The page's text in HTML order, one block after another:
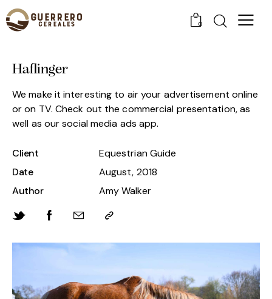
0
Haflinger
We make it interesting to air your advertisement online
or on TV. Check out the commercial presentation, as
well as our social media ads app.
Client
Equestrian Guide
Date
August, 2018
Author
Amy Walker